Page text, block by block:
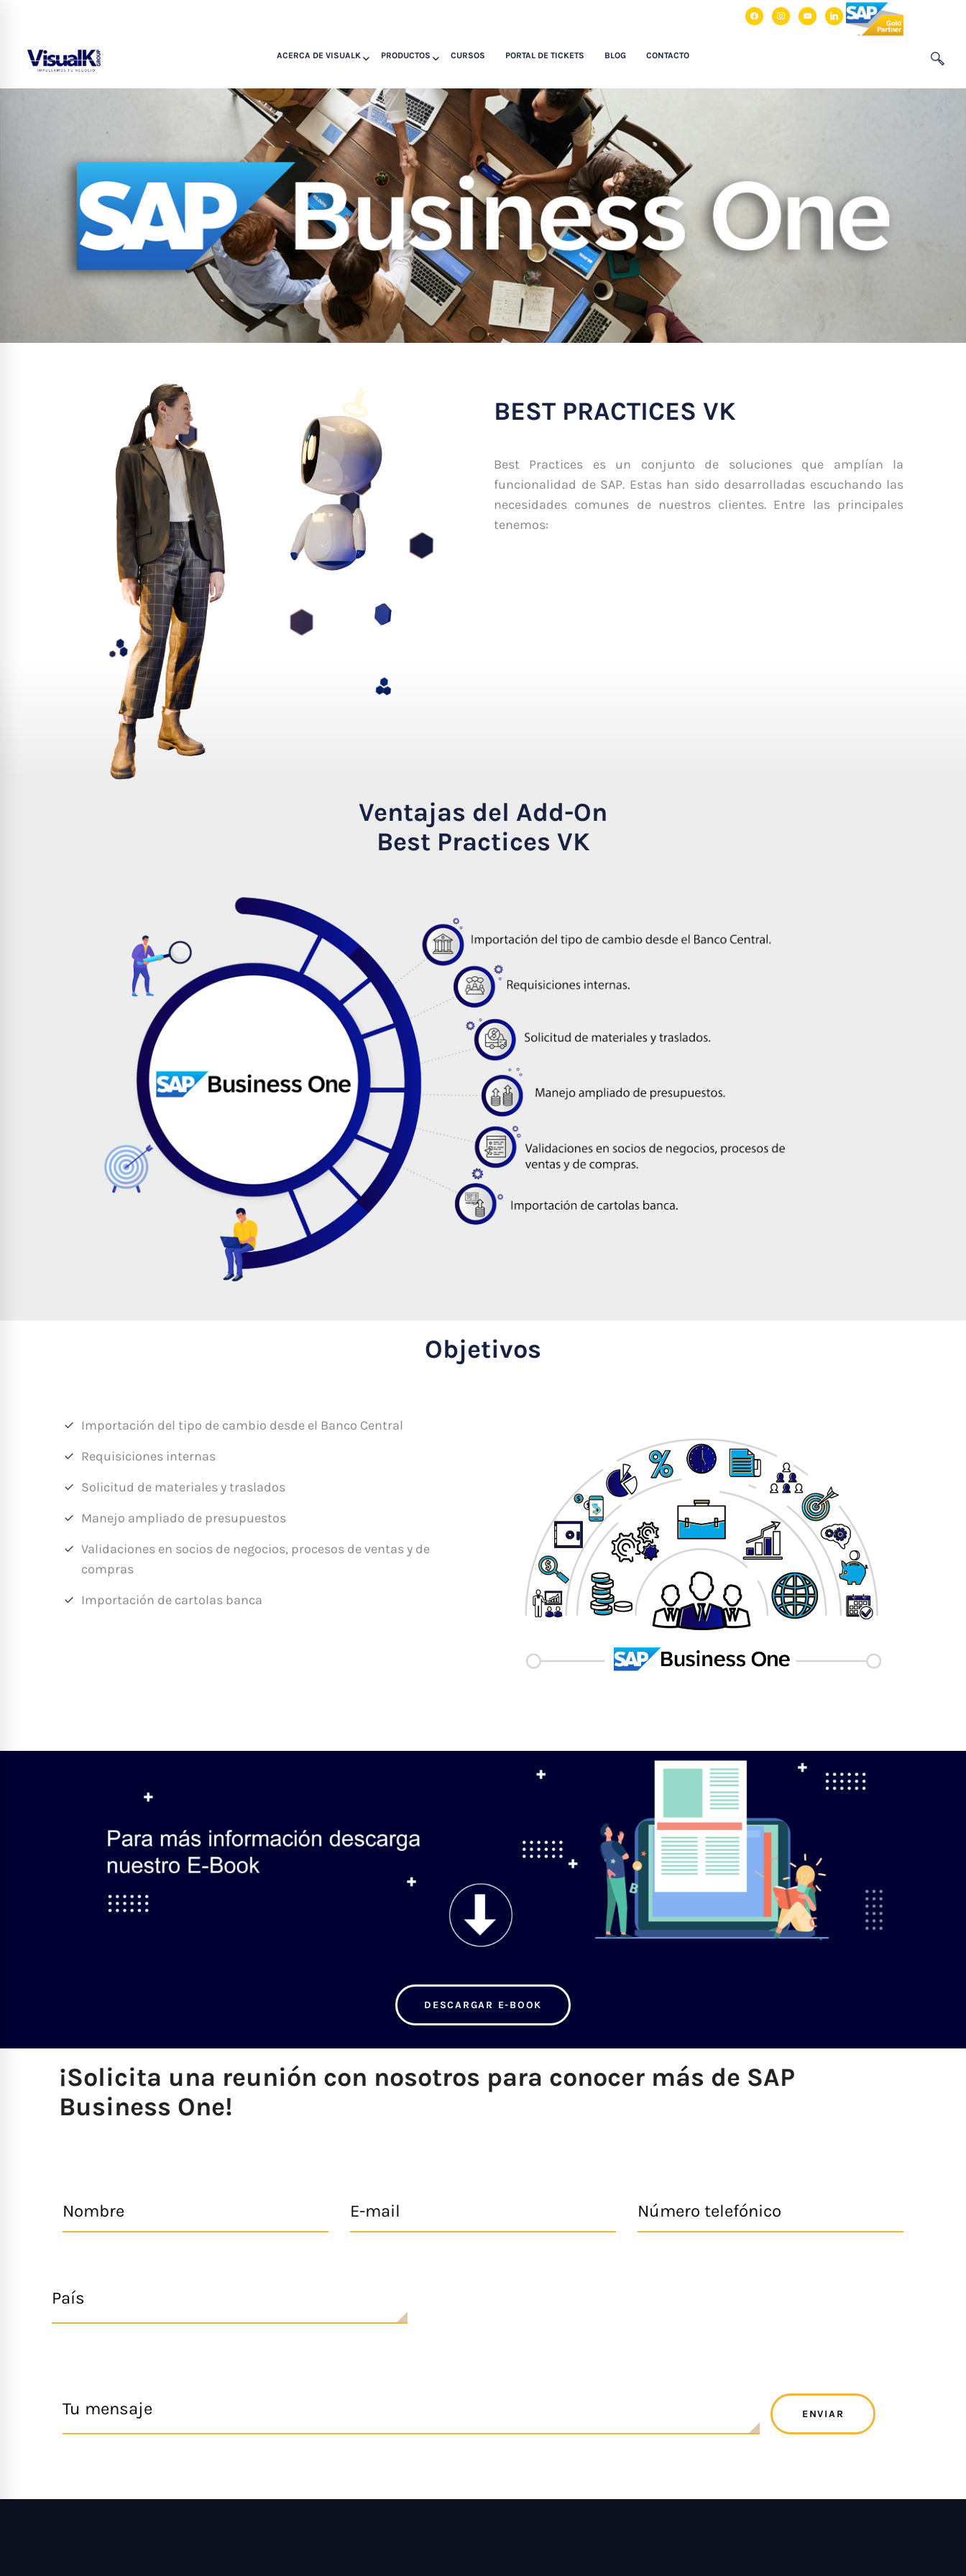
facebookinstagram
youtubelinkedin
ACERCA DE VISUALK PRODUCTOS CURSOS PORTAL DE TICKETS BLOG CONTACTO
BEST PRACTICES VK
Best Practices es un conjunto de soluciones que amplían la
funcionalidad de SAP. Estas han sido desarrolladas escuchando las
necesidades comunes de nuestros clientes. Entre las principales
tenemos:
Ventajas del Add-On
Best Practices VK
Objetivos
Importación del tipo de cambio desde el Banco Central
Requisiciones internas
Solicitud de materiales y traslados
Manejo ampliado de presupuestos
Validaciones en socios de negocios, procesos de ventas y de
compras
Importación de cartolas banca
DESCARGAR E-BOOK
¡Solicita una reunión con nosotros para conocer más de SAP
Business One!